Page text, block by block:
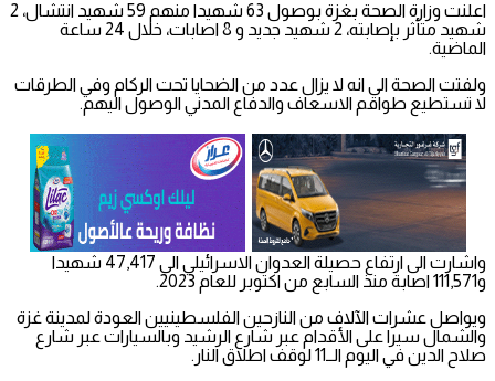
اعلنت وزارة الصحة بغزة بوصول 63 شهيدا منهم 59 شهيد انتشال، 2
شهيد متأثر بإصابته، 2 شهيد جديد و 8 اصابات، خلال 24 ساعة
الماضية.
ولفتت الصحة الى انه لا يزال عدد من الضحايا تحت الركام وفي الطرقات
لا تستطيع طواقم الاسعاف والدفاع المدني الوصول اليهم.
واشارت الى ارتفاع حصيلة العدوان الاسرائيلي الى 47,417 شهيدا
و111,571 اصابة منذ السابع من اكتوبر للعام 2023.
ويواصل عشرات الآلاف من النازحين الفلسطينيين العودة لمدينة غزة
والشمال سيرا على الأقدام عبر شارع الرشيد وبالسيارات عبر شارع
صلاح الدين في اليوم الــ11 لوقف اطلاق النار.